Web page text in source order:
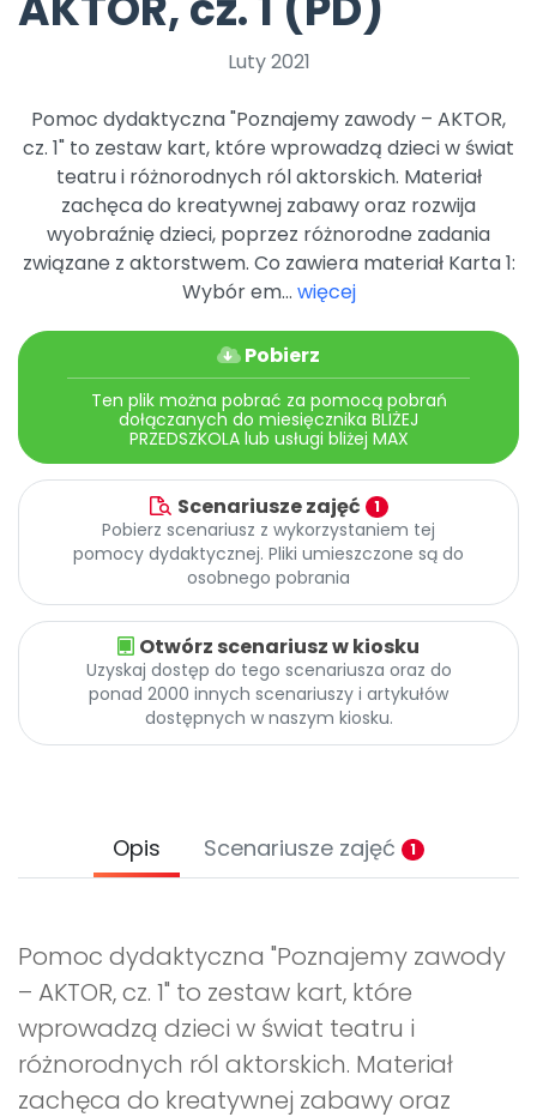
Promocje
Luty 2021
Pomoc dydaktyczna "Poznajemy zawody – AKTOR,
cz. 1" to zestaw kart, które wprowadzą dzieci w świat
teatru i różnorodnych ról aktorskich. Materiał
zachęca do kreatywnej zabawy oraz rozwija
wyobraźnię dzieci, poprzez różnorodne zadania
związane z aktorstwem. Co zawiera materiał Karta 1:
Wybór em... więcej
Pobierz
Ten plik można pobrać za pomocą pobrań
dołączanych do miesięcznika BLIŻEJ
PRZEDSZKOLA lub usługi bliżej MAX
Scenariusze zajęć 1
Pobierz scenariusz z wykorzystaniem tej
pomocy dydaktycznej. Pliki umieszczone są do
osobnego pobrania
Otwórz scenariusz w kiosku
Uzyskaj dostęp do tego scenariusza oraz do
ponad 2000 innych scenariuszy i artykułów
dostępnych w naszym kiosku.
Opis Scenariusze zajęć 1
Pomoc dydaktyczna "Poznajemy zawody
– AKTOR, cz. 1" to zestaw kart, które
wprowadzą dzieci w świat teatru i
różnorodnych ról aktorskich. Materiał
zachęca do kreatywnej zabawy oraz